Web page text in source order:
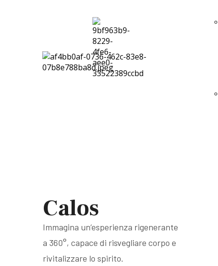
Calos
Immagina un’esperienza rigenerante
a 360°, capace di risvegliare corpo e
rivitalizzare lo spirito.